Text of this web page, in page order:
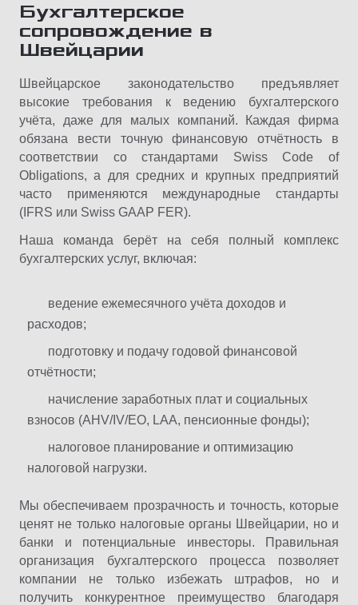
Бухгалтерское
сопровождение в
Швейцарии
Швейцарское законодательство предъявляет
высокие требования к ведению бухгалтерского
учёта, даже для малых компаний. Каждая фирма
обязана вести точную финансовую отчётность в
соответствии со стандартами Swiss Code of
Obligations, а для средних и крупных предприятий
часто применяются международные стандарты
(IFRS или Swiss GAAP FER).
Наша команда берёт на себя полный комплекс
бухгалтерских услуг, включая:
ведение ежемесячного учёта доходов и
расходов;
подготовку и подачу годовой финансовой
отчётности;
начисление заработных плат и социальных
взносов (AHV/IV/EO, LAA, пенсионные фонды);
налоговое планирование и оптимизацию
налоговой нагрузки.
Мы обеспечиваем прозрачность и точность, которые
ценят не только налоговые органы Швейцарии, но и
банки и потенциальные инвесторы. Правильная
организация бухгалтерского процесса позволяет
компании не только избежать штрафов, но и
получить конкурентное преимущество благодаря